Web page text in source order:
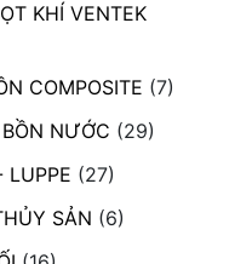
KHÍ VENTEK
COMPOSITE (7)
NƯỚC (29)
LUPPE (27)
SẢN (6)